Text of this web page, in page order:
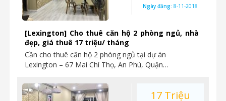
[Lexington] Cho thuê căn hộ 2 phòng ngủ, nhà
đẹp, giá thuê 17 triệu/ tháng
Cần cho thuê căn hộ 2 phòng ngủ tại dự án
Lexington – 67 Mai Chí Thọ, An Phú, Quận…
Ngày đăng: 8-11-2018
17 Triệu